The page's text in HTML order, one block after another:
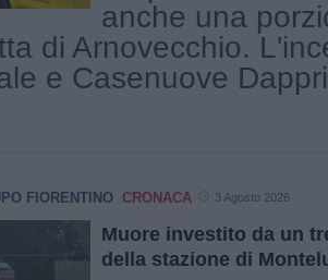
anche una
di Arnovecchio.
e Casenuove
FIORENTINO CRONACA 3 Agosto 2026
Muore investito da un
della stazione di